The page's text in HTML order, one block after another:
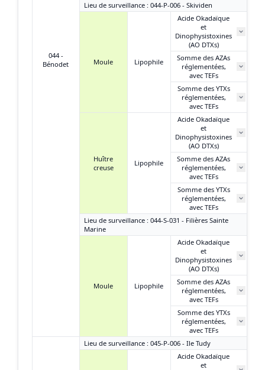
044 -
Bénodet
Lieu de surveillance : 044-P-006 - Skividen
Moule Lipophile
Acide Okadaïque
et
Dinophysistoxines
(AO DTXs)
Somme des AZAs
réglementées,
avec TEFs
Somme des YTXs
réglementées,
avec TEFs
Huître
creuse
Lipophile
Acide Okadaïque
et
Dinophysistoxines
(AO DTXs)
Somme des AZAs
réglementées,
avec TEFs
Somme des YTXs
réglementées,
avec TEFs
Lieu de surveillance : 044-S-031 - Filières Sainte
Marine
Moule Lipophile
Acide Okadaïque
et
Dinophysistoxines
(AO DTXs)
Somme des AZAs
réglementées,
avec TEFs
Somme des YTXs
réglementées,
avec TEFs
Lieu de surveillance : 045-P-006 - Ile Tudy
Acide Okadaïque
et